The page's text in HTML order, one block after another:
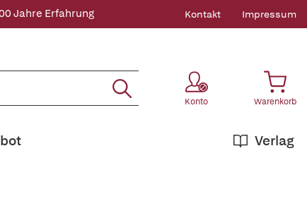
Jahre Erfahrung Kontakt Impressum
Konto Warenkorb
Verlag